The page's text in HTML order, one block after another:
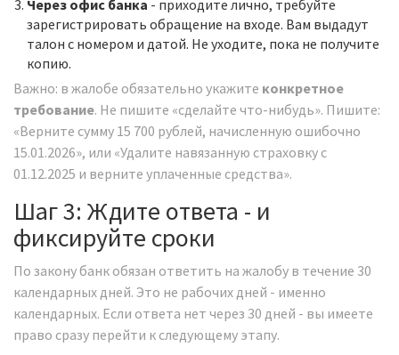
Через офис банка - приходите лично, требуйте
зарегистрировать обращение на входе. Вам выдадут
талон с номером и датой. Не уходите, пока не получите
копию.
Важно: в жалобе обязательно укажите конкретное
требование. Не пишите «сделайте что-нибудь». Пишите:
«Верните сумму 15 700 рублей, начисленную ошибочно
15.01.2026», или «Удалите навязанную страховку с
01.12.2025 и верните уплаченные средства».
Шаг 3: Ждите ответа - и
фиксируйте сроки
По закону банк обязан ответить на жалобу в течение 30
календарных дней. Это не рабочих дней - именно
календарных. Если ответа нет через 30 дней - вы имеете
право сразу перейти к следующему этапу.